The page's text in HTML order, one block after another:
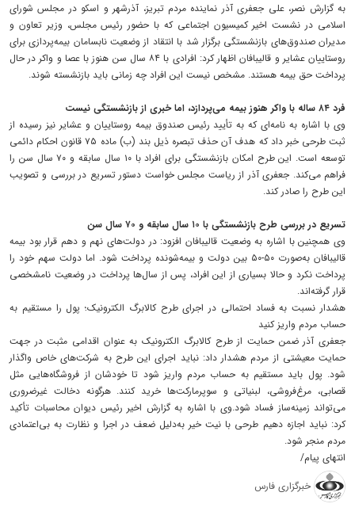
به گزارش نصر، علی جعفری آذر نماینده مردم تبریز، آذرشهر و اسکو در مجلس شورای
اسلامی در نشست اخیر کمیسیون اجتماعی که با حضور رئیس مجلس، وزیر تعاون و
مدیران صندوق‌های بازنشستگی برگزار شد با انتقاد از وضعیت نابسامان بیمه‌پردازی برای
روستاییان عشایر و قالیبافان اظهار کرد: افرادی با ۸۴ سال سن هنوز با عصا و واکر در حال
پرداخت حق بیمه هستند. مشخص نیست این افراد چه زمانی باید بازنشسته شوند.
فرد ۸۴ ساله با واکر هنوز بیمه می‌پردازد، اما خبری از بازنشستگی نیست
وی با اشاره به نامه‌ای که به تأیید رئیس صندوق بیمه روستاییان و عشایر نیز رسیده از
ثبت طرحی خبر داد که هدف آن حذف تبصره ذیل بند (ب) ماده ۷۵ قانون احکام دائمی
توسعه است. این طرح امکان بازنشستگی برای افراد با ۱۰ سال سابقه و ۷۰ سال سن را
فراهم می‌کند. جعفری آذر از ریاست مجلس خواست دستور تسریع در بررسی و تصویب
این طرح را صادر کند.
تسریع در بررسی طرح بازنشستگی با ۱۰ سال سابقه و ۷۰ سال سن
وی همچنین با اشاره به وضعیت قالیبافان افزود: در دولت‌های نهم و دهم قرار بود بیمه
قالیبافان به‌صورت ۵۰-۵۰ بین دولت و بیمه‌شونده پرداخت شود. اما دولت سهم خود را
پرداخت نکرد و حالا بسیاری از این افراد، پس از سال‌ها پرداخت در وضعیت نامشخصی
قرار گرفته‌اند.
هشدار نسبت به فساد احتمالی در اجرای طرح کالابرگ الکترونیک؛ پول را مستقیم به
حساب مردم واریز کنید
جعفری آذر ضمن حمایت از طرح کالابرگ الکترونیک به عنوان اقدامی مثبت در جهت
حمایت معیشتی از مردم هشدار داد: نباید اجرای این طرح به شرکت‌های خاص واگذار
شود. پول باید مستقیم به حساب مردم واریز شود تا خودشان از فروشگاه‌هایی مثل
قصابی، مرغ‌فروشی، لبنیاتی و سوپرمارکت‌ها خرید کنند. هرگونه دخالت غیرضروری
می‌تواند زمینه‌ساز فساد شود.وی با اشاره به گزارش اخیر رئیس دیوان محاسبات تأکید
کرد: نباید اجازه دهیم طرحی با نیت خیر به‌دلیل ضعف در اجرا و نظارت به بی‌اعتمادی
مردم منجر شود.
انتهای پیام/
خبرگزاری فارس